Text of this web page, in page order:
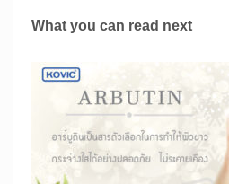
What you can read next